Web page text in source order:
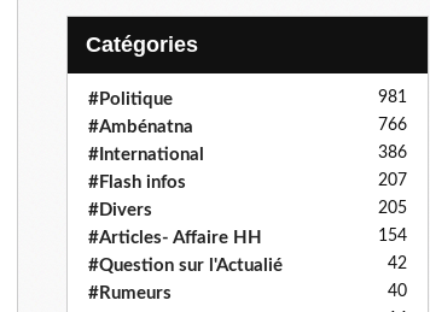
Catégories
#Politique 981
#Ambénatna 766
#International 386
#Flash infos 207
#Divers 205
#Articles- Affaire HH 154
#Question sur l'Actualié 42
#Rumeurs 40